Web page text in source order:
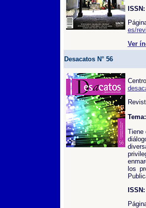
es/
Ver
Desacatos N° 56
Tiene
los